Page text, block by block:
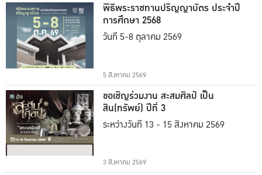
พิธีพระราชทานปริญญาบัตร ประจำปี
การศึกษา 2568
วันที่ 5-8 ตุลาคม 2569
5 สิงหาคม 2569
ขอเชิญร่วมงาน สะสมศิลป์ เป็น
สิน(ทรัพย์) ปีที่ 3
ระหว่างวันที่ 13 - 15 สิงหาคม 2569
3 สิงหาคม 2569